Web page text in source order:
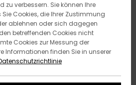
zu verbessern. Sie können Ihre
Cookies, die Ihrer Zustimmung
ablehnen oder sich dagegen
betreffenden Cookies nicht
Cookies zur Messung der
Informationen finden Sie in unserer